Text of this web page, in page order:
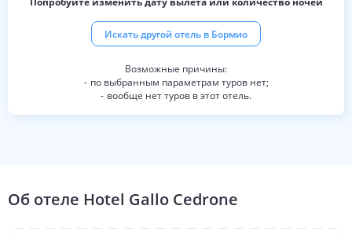
квалификацию или просто
наслаждаться лыжами на этом
уникальном и впечатляющем
курорте – с отличным жильем,
действительно делают разницу.
Искать другой отель в Бормио
по выбранным параметрам туров нет;
вообще нет туров в этот отель.
Об отеле Hotel Gallo Cedrone